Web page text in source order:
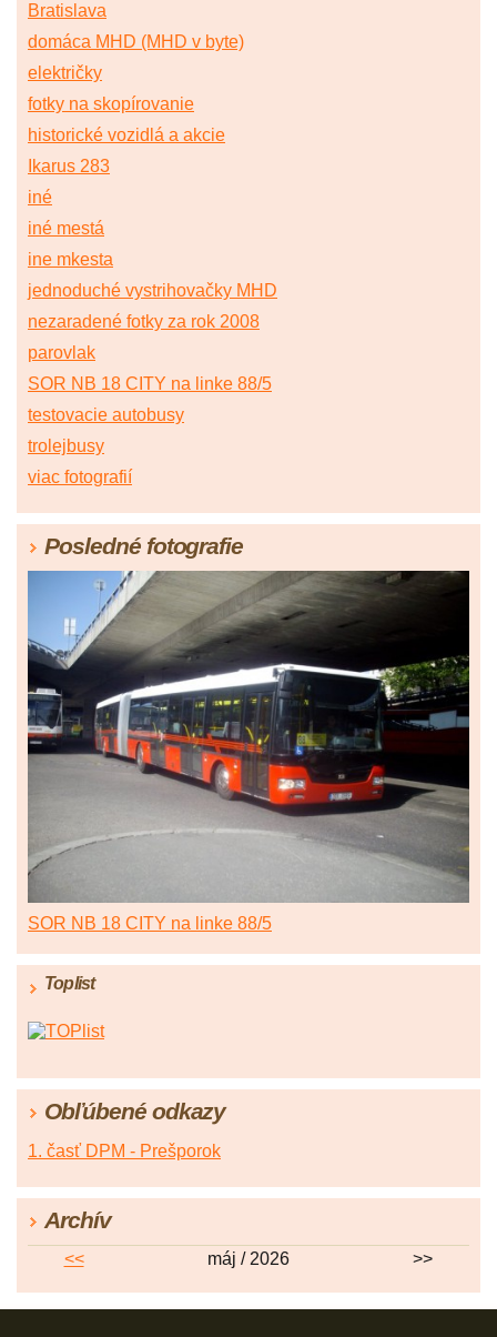
Bratislava
domáca MHD (MHD v byte)
električky
fotky na skopírovanie
historické vozidlá a akcie
Ikarus 283
iné
iné mestá
ine mkesta
jednoduché vystrihovačky MHD
nezaradené fotky za rok 2008
parovlak
SOR NB 18 CITY na linke 88/5
testovacie autobusy
trolejbusy
viac fotografií
Posledné fotografie
SOR NB 18 CITY na linke 88/5
Toplist
Obľúbené odkazy
1. časť DPM - Prešporok
Archív
<< máj / 2026 >>